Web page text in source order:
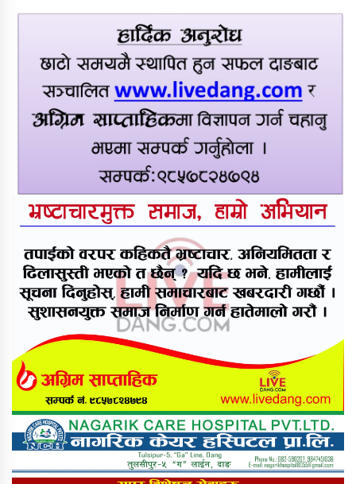
पोखिए मरुभूमिको पसिनादेखि बैंकको
जागिर छाडेर उद्यमी बनेकाहरूको कथा